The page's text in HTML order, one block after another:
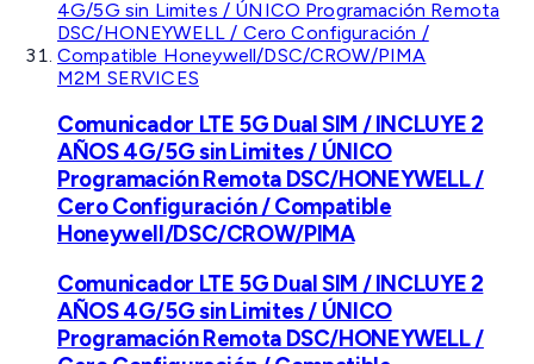
M2M SERVICES
Comunicador LTE 5G Dual SIM / INCLUYE 2
AÑOS 4G/5G sin Limites / ÚNICO
Programación Remota DSC/HONEYWELL /
Cero Configuración / Compatible
Honeywell/DSC/CROW/PIMA
Comunicador LTE 5G Dual SIM / INCLUYE 2
AÑOS 4G/5G sin Limites / ÚNICO
Programación Remota DSC/HONEYWELL /